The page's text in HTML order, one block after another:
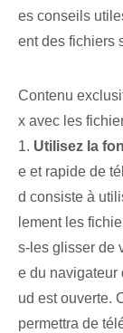
es conseils
ent des fichiers
Contenu
x avec les
1. Utilisez la
e et rapide de
d consiste à
lement les
s-les glisser de
e du
ud est ouverte.
permettra de